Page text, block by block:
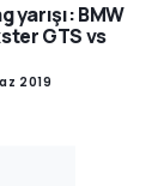
yarışı: BMW
GTS vs
2019